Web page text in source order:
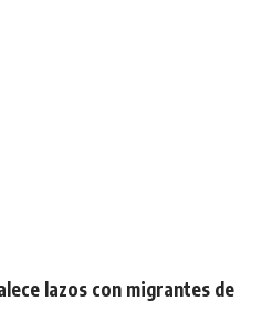
lazos con migrantes de